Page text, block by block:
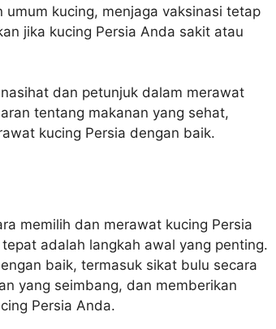
kucing, menjaga vaksinasi tetap
jika kucing Persia Anda sakit atau
dan petunjuk dalam merawat
tentang makanan yang sehat,
kucing Persia dengan baik.
memilih dan merawat kucing Persia
adalah langkah awal yang penting.
baik, termasuk sikat bulu secara
yang seimbang, dan memberikan
Persia Anda.